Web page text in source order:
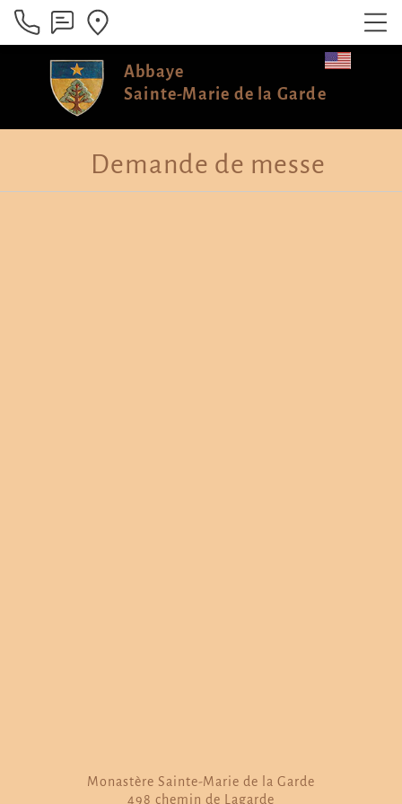
Abbaye
Sainte-Marie de la Garde
Monastère Sainte-Marie de la Garde
498 chemin de Lagarde
Demande de messe